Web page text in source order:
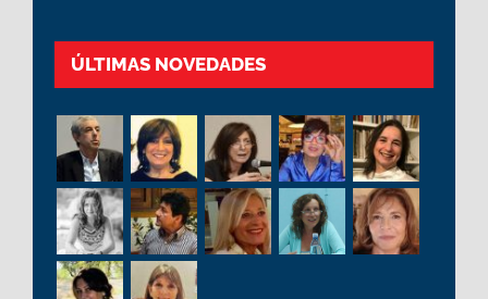
ÚLTIMAS NOVEDADES